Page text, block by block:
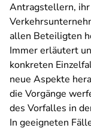
Antragstellern,
allen Beteiligten
Immer erläutert
konkreten
neue Aspekte
die Vorgänge
des Vorfalles in
In geeigneten